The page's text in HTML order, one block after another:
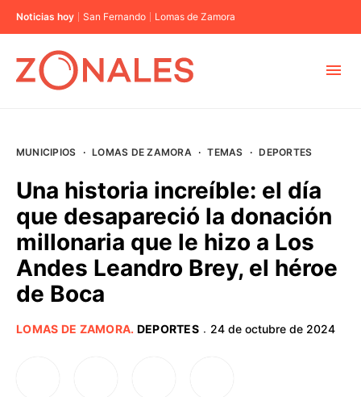
Noticias hoy San Fernando Lomas de Zamora
BUENOS AIRES
PROVINCIAS
MUNICIPIOS · LOMAS DE ZAMORA · TEMAS · DEPORTES
Una historia increíble: el día
que desapareció la donación
millonaria que le hizo a Los
Andes Leandro Brey, el héroe
de Boca
LOMAS DE ZAMORA. DEPORTES · 24 de octubre de 2024